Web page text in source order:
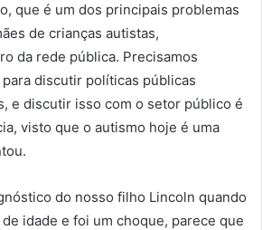
que é um dos principais problemas
de crianças autistas,
da rede pública. Precisamos
discutir políticas públicas
e discutir isso com o setor público é
visto que o autismo hoje é uma
do nosso filho Lincoln quando
idade e foi um choque, parece que